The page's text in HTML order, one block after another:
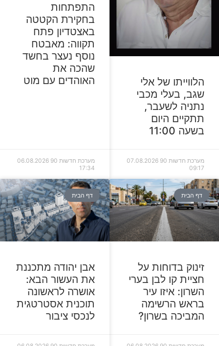
הלווייתו של אלי
שגב, בעלי מכבי
נתניה לשעבר,
תתקיים היום
בשעה 11:00
מערכת חדשות 90
07.08.2026
09:17
התפתחות
בחקירת הקטטה
באצטדיון פתח
תקווה: מאבטח
נוסף נעצר בחשד
שהכה את
האוהדים עם מוט
מערכת חדשות 90
06.08.2026
17:34
דף הבית
זינוק בדוחות על
חציית קו לבן בערי
השרון: איזו עיר
בראש הרשימה
המביכה בשרון?
דף הבית
אבן יהודה מתכננת
את העשור הבא:
אושרה לראשונה
תוכנית אסטרטגית
לנכסי ציבור